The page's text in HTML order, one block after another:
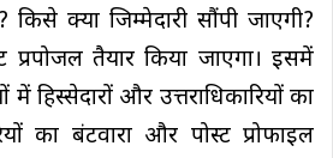
किसे क्या जिम्मेदारी सौंपी जाएगी?
तैयार किया जाएगा। इसमें
में हिस्सेदारों और उत्तराधिकारियों का
का बंटवारा और पोस्ट प्रोफाइल